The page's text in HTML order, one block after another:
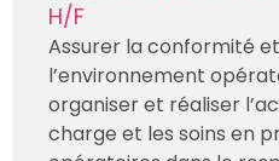
H/F
Assurer la conformité
l’environnement
organiser et réaliser
charge et les soins en